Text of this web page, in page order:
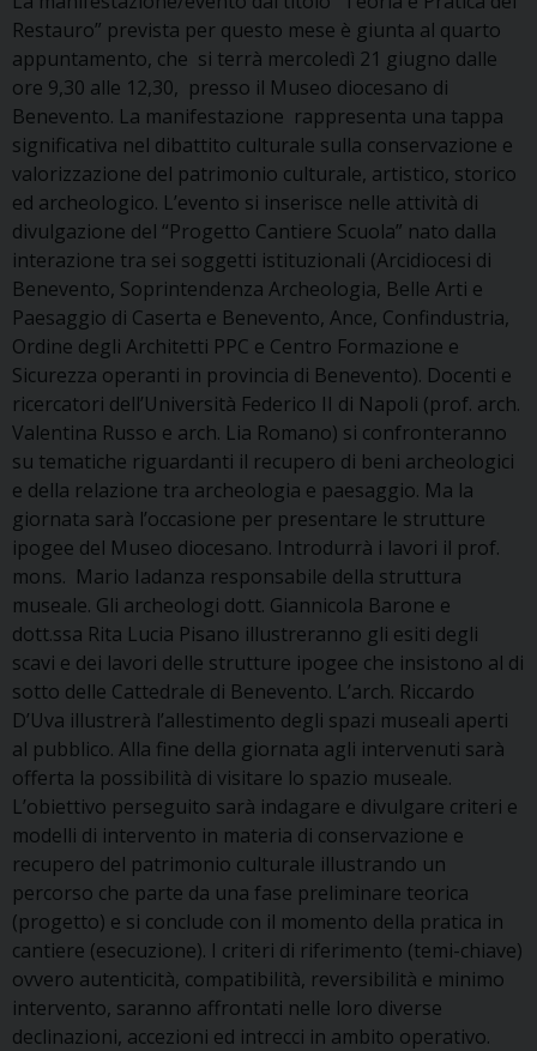
Restauro” prevista per questo mese è giunta al quarto
appuntamento, che si terrà mercoledì 21 giugno dalle
ore 9,30 alle 12,30, presso il Museo diocesano di
Benevento. La manifestazione rappresenta una tappa
significativa nel dibattito culturale sulla conservazione e
valorizzazione del patrimonio culturale, artistico, storico
ed archeologico. L’evento si inserisce nelle attività di
divulgazione del “Progetto Cantiere Scuola” nato dalla
interazione tra sei soggetti istituzionali (Arcidiocesi di
Benevento, Soprintendenza Archeologia, Belle Arti e
Paesaggio di Caserta e Benevento, Ance, Confindustria,
Ordine degli Architetti PPC e Centro Formazione e
Sicurezza operanti in provincia di Benevento). Docenti e
ricercatori dell’Università Federico II di Napoli (prof. arch.
Valentina Russo e arch. Lia Romano) si confronteranno
su tematiche riguardanti il recupero di beni archeologici
e della relazione tra archeologia e paesaggio. Ma la
giornata sarà l’occasione per presentare le strutture
ipogee del Museo diocesano. Introdurrà i lavori il prof.
mons. Mario Iadanza responsabile della struttura
museale. Gli archeologi dott. Giannicola Barone e
dott.ssa Rita Lucia Pisano illustreranno gli esiti degli
scavi e dei lavori delle strutture ipogee che insistono al di
sotto delle Cattedrale di Benevento. L’arch. Riccardo
D’Uva illustrerà l’allestimento degli spazi museali aperti
al pubblico. Alla fine della giornata agli intervenuti sarà
offerta la possibilità di visitare lo spazio museale.
L’obiettivo perseguito sarà indagare e divulgare criteri e
modelli di intervento in materia di conservazione e
recupero del patrimonio culturale illustrando un
percorso che parte da una fase preliminare teorica
(progetto) e si conclude con il momento della pratica in
cantiere (esecuzione). I criteri di riferimento (temi-chiave)
ovvero autenticità, compatibilità, reversibilità e minimo
intervento, saranno affrontati nelle loro diverse
declinazioni, accezioni ed intrecci in ambito operativo.